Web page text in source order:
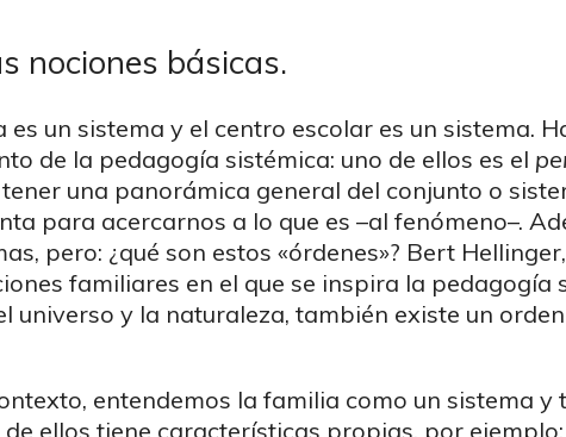
nociones básicas.
es un sistema y el centro escolar es un sistema.
de la pedagogía sistémica: uno de ellos es el
una panorámica general del conjunto o
para acercarnos a lo que es –al fenómeno–.
pero: ¿qué son estos «órdenes»? Bert
familiares en el que se inspira la pedagogía
universo y la naturaleza, también existe un
entendemos la familia como un sistema
de ellos tiene características propias, por